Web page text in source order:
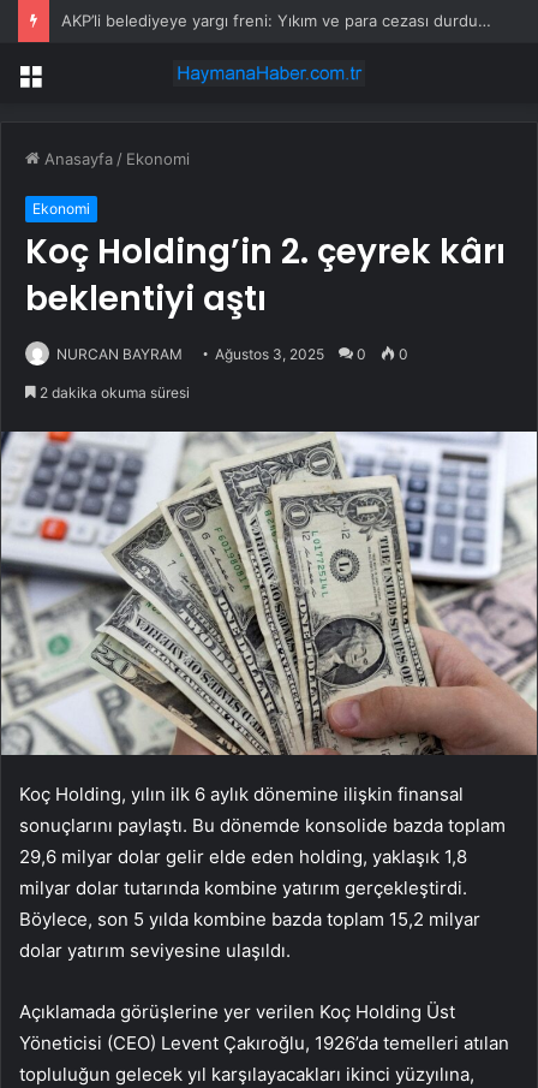
AKP’li belediyeye yargı freni: Yıkım ve para cezası durduruldu
Menü
Anasayfa / Ekonomi
Ekonomi
Koç Holding’in 2. çeyrek kârı
beklentiyi aştı
NURCAN BAYRAM Ağustos 3, 2025 0 0
2 dakika okuma süresi
Koç Holding, yılın ilk 6 aylık dönemine ilişkin finansal
sonuçlarını paylaştı. Bu dönemde konsolide bazda toplam
29,6 milyar dolar gelir elde eden holding, yaklaşık 1,8
milyar dolar tutarında kombine yatırım gerçekleştirdi.
Böylece, son 5 yılda kombine bazda toplam 15,2 milyar
dolar yatırım seviyesine ulaşıldı.
Açıklamada görüşlerine yer verilen Koç Holding Üst
Yöneticisi (CEO) Levent Çakıroğlu, 1926’da temelleri atılan
topluluğun gelecek yıl karşılayacakları ikinci yüzyılına,